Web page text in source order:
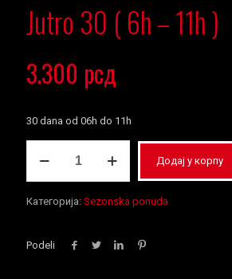
Jutro 30 ( 6h – 11h )
3.300 рсд
30 dana od 06h do 11h
-
Додај у корпу
Категорија: Sezonska ponuda
Podeli